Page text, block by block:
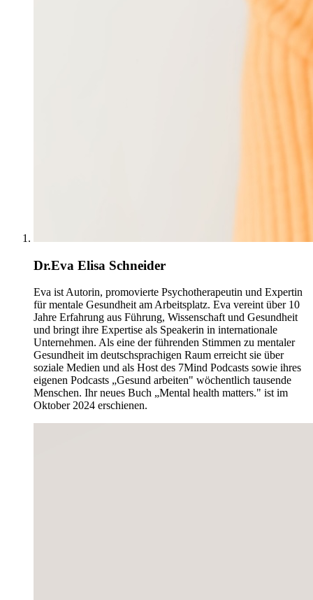
Dr.Eva Elisa Schneider
Eva ist Autorin, promovierte Psychotherapeutin und Expertin
für mentale Gesundheit am Arbeitsplatz. Eva vereint über 10
Jahre Erfahrung aus Führung, Wissenschaft und Gesundheit
und bringt ihre Expertise als Speakerin in internationale
Unternehmen. Als eine der führenden Stimmen zu mentaler
Gesundheit im deutschsprachigen Raum erreicht sie über
soziale Medien und als Host des 7Mind Podcasts sowie ihres
eigenen Podcasts „Gesund arbeiten" wöchentlich tausende
Menschen. Ihr neues Buch „Mental health matters." ist im
Oktober 2024 erschienen.